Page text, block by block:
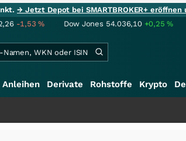
→ Jetzt Depot bei SMARTBROKER+
-1,53% Dow Jones 54.036,10 +0,25%
Anleihen Derivate Rohstoffe Krypto